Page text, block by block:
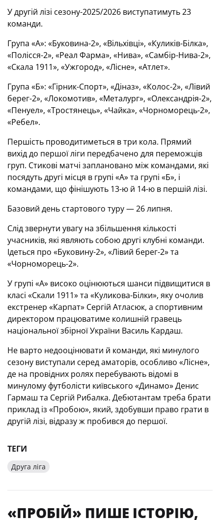
У другій лізі сезону-2025/2026 виступатимуть 23
команди.
Група «А»: «Буковина-2», «Вільхівці», «Куликів-Білка»,
«Полісся-2», «Реал Фарма», «Нива», «Самбір-Нива-2»,
«Скала 1911», «Ужгород», «Лісне», «Атлет».
Група «Б»: «Гірник-Спорт», «Діназ», «Колос-2», «Лівий
берег-2», «Локомотив», «Металург», «Олександрія-2»,
«Пенуел», «Тростянець», «Чайка», «Чорноморець-2»,
«Ребел».
Першість проводитиметься в три кола. Прямий
вихід до першої ліги передбачено для переможців
груп. Стикові матчі заплановано між командами, які
посядуть другі місця в групі «А» та групі «Б», і
командами, що фінішують 13-ю й 14-ю в першій лізі.
Базовий день стартового туру — 26 липня.
Слід звернути увагу на збільшення кількості
учасників, які являють собою другі клубні команди.
Ідеться про «Буковину-2», «Лівий берег-2» та
«Чорноморець-2».
У групі «А» високо оцінюються шанси підвищитися в
класі «Скали 1911» та «Куликова-Білки», яку очолив
екстренер «Карпат» Сергій Атласюк, а спортивним
директором працюватиме колишній гравець
національної збірної України Василь Кардаш.
Не варто недооцінювати й команди, які минулого
сезону виступали серед аматорів, особливо «Лісне»,
де на провідних ролях перебувають відомі в
минулому футболісти київського «Динамо» Денис
Гармаш та Сергій Рибалка. Дебютантам треба брати
приклад із «Пробою», який, здобувши право грати в
другій лізі, відразу ж пробився до першої.
ТЕГИ
Друга ліга
«ПРОБІЙ» ПИШЕ ІСТОРІЮ,